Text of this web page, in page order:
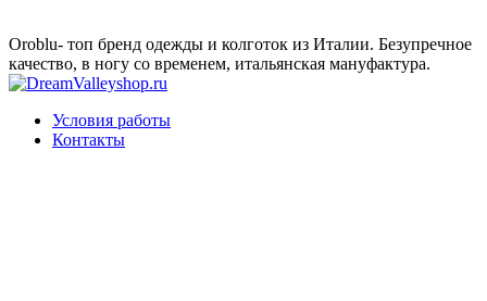
Oroblu- топ бренд одежды и колготок из Италии. Безупречное
качество, в ногу со временем, итальянская мануфактура.
Условия работы
Контакты